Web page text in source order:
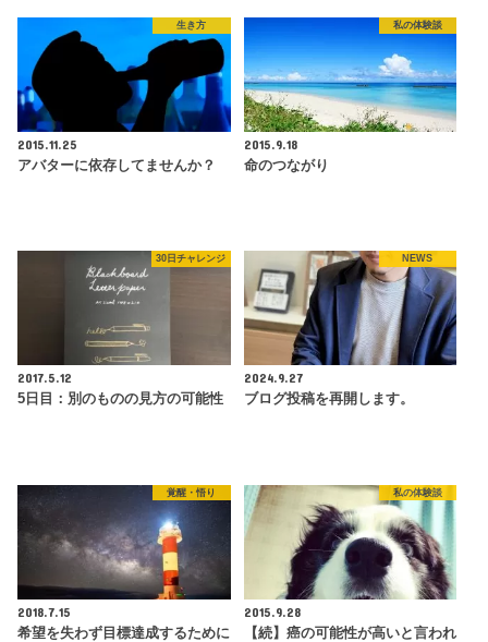
生き方
2015.11.25
アバターに依存してませんか？
私の体験談
2015.9.18
命のつながり
30日チャレンジ
2017.5.12
5日目：別のものの見方の可能性
NEWS
2024.9.27
ブログ投稿を再開します。
覚醒・悟り
2018.7.15
希望を失わず目標達成するために
私の体験談
2015.9.28
【続】癌の可能性が高いと言われ